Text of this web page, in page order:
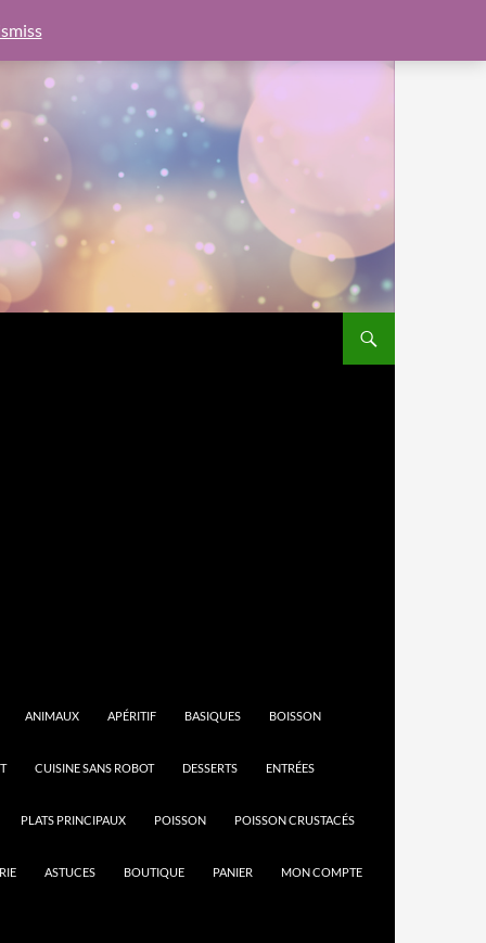
ANIMAUX APÉRITIF BASIQUES BOISSON
CUISINE SANS ROBOT DESSERTS ENTRÉES
PLATS PRINCIPAUX POISSON POISSON CRUSTACÉS
ASTUCES BOUTIQUE PANIER MON COMPTE